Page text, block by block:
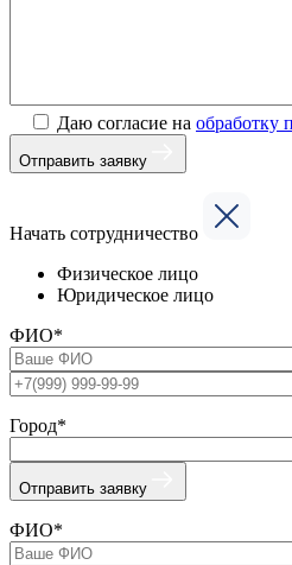
Даю согласие на обработку
Отправить заявку
Начать сотрудничество
Физическое лицо
Юридическое лицо
ФИО*
Город*
Отправить заявку
ФИО*